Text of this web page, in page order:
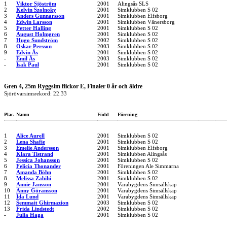
1 Viktor Sjöström 2001
Alingsås SLS
2
Kelvin Szolnoky 2001
Simklubben S 02
3
Anders Gunnarsson 2001
Simklubben Elfsborg
4
Edwin Larsson 2001
Simklubben Vänersborg
5
Petter Halling 2001
Simklubben S 02
6
August Holmgren 2001
Simklubben S 02
7
Hugo Sundström 2002
Simklubben S 02
8
Oskar Persson 2003
Simklubben S 02
9
Edvin Ås 2001
Simklubben S 02
-
Emil Ås 2003
Simklubben S 02
-
Isak Paul 2001 Simklubben S 02
Gren 4, 25m Ryggsim flickor E, Finaler 0 år och äldre
Sjörövarsimsrekord: 22.33
Plac. Namn Född Förening
1 Alice Aurell 2001
Simklubben S 02
2
Lena Shafie 2001
Simklubben S 02
3
Emelie Andersson 2001
Simklubben Elfsborg
4
Klara Tistrand 2001
Simklubben Alingsås
5
Jessica Johansson 2001
Simklubben S 02
6
Felicia Thonander 2001
Föreningen Ale Simmarna
7
Amanda Böhn 2001
Simklubben S 02
8
Melissa Zabihi 2001
Simklubben S 02
9
Annie Jansson 2001
Varabygdens Simsällskap
10
Anny Göransson 2001
Varabygdens Simsällskap
11
Ida Lund 2001
Varabygdens Simsällskap
12
Semmait Ghirmazion 2003
Simklubben S 02
13
Frida Lindstedt 2002
Simklubben S 02
-
Julia Haga 2001 Simklubben S 02